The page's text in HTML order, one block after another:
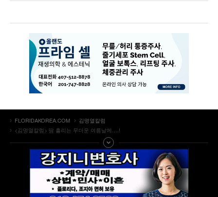
FLORIDAKOREA.COM
김명열칼럼
<김명열칼럼> 땀 흘리는 무더운 여름날에….!